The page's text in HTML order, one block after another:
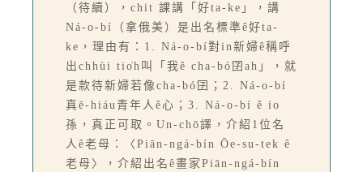
（待續），chit 課講「好ta-ke」，講
Ná-o-bí（拿俄美）是出名標準ê好ta-
ke，理由有：1. Ná-o-bí對in新婦ê稱呼
出chhùi tio̍h叫「我ê cha-bó͘囝ah」，就
是款待新婦若像cha-bó͘囝；2. Ná-o-bí
真ē-hiáu青年人ê心；3. Ná-o-bí ê io
孫，真正可取。Un-chō͘譯，介紹1位名
人ê老母：〈Piān-ngá-bín Ōe-su-tek ê
老母〉，介紹出名ê畫家Piān-ngá-bín